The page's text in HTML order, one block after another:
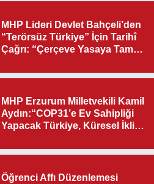
MHP Lideri Devlet Bahçeli’den
“Terörsüz Türkiye” İçin Tarihî
Çağrı: “Çerçeve Yasaya Tam
MHP Erzurum Milletvekili Kamil
Aydın:“COP31’e Ev Sahipliği
Yapacak Türkiye, Küresel İklim
Olacak"
Öğrenci Affı Düzenlemesi